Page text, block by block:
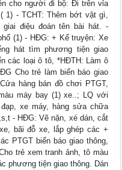
cho người đi bộ: Đi trên vỉa
1) - TCHT: Thêm bớt vật gì,
điệu đoán tên bài hát. -
(1) - HĐG: + Kể truyện: Xe
hát tìm phương tiện giao
các loại ô tô, *HĐTH: Làm ô
Cho trẻ làm biển báo giao
hàng bán đồ chơi PTGT,
máy bay (1) xe..; LQ với
xe máy, hàng sửa chữa
- HĐG: Vẽ nặn, xé dán, cắt
bãi đỗ xe, lắp ghép các +
PTGT biển báo giao thông,
trẻ xem tranh ảnh, tô màu
phương tiện giao thông. Dán